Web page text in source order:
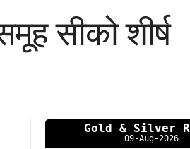
सीको शीर्ष